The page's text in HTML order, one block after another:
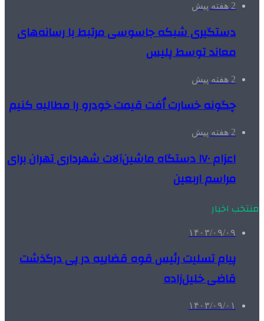
2 هفته پیش
دستگیری شبکه جاسوسی مرتبط با رسانه‌های
معاند توسط پلیس
2 هفته پیش
چگونه خسارت اُفت قیمت خودرو را مطالبه کنیم
2 هفته پیش
اعزام ۱۷۰ دستگاه ماشین‌آلات شهرداری تهران برای
مراسم اربعین
منتخب اخبار
۱۴۰۳/۰۹/۰۹
پیام تسلیت رئیس قوه قضاییه در پی درگذشت
قاضی خلیل‌زاده
۱۴۰۳/۰۹/۰۱